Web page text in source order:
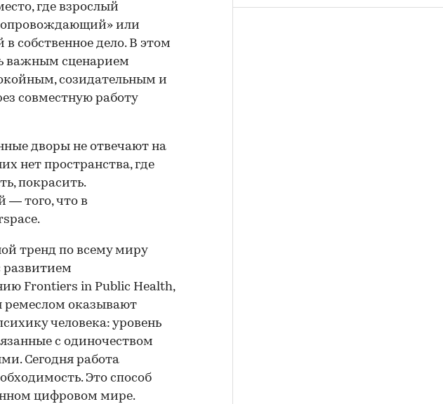
где взрослый
или
собственное дело. В этом
важным сценарием
созидательным и
совместную работу
дворы не отвечают на
нет пространства, где
покрасить.
— того, что в
тренд по всему миру
развитием
Frontiers in Public Health,
ремеслом оказывают
человека: уровень
с одиночеством
Сегодня работа
Это способ
цифровом мире.